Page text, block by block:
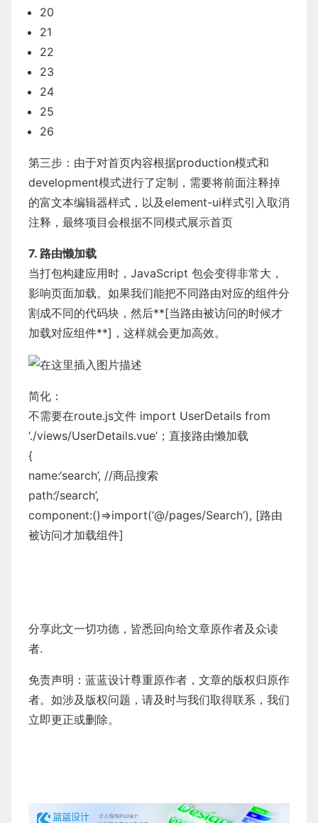
20
21
22
23
24
25
26
第三步：由于对首页内容根据production模式和
development模式进行了定制，需要将前面注释掉
的富文本编辑器样式，以及element-ui样式引入取消
注释，最终项目会根据不同模式展示首页
7. 路由懒加载
当打包构建应用时，JavaScript 包会变得非常大，
影响页面加载。如果我们能把不同路由对应的组件分
割成不同的代码块，然后**[当路由被访问的时候才
加载对应组件**]，这样就会更加高效。
简化：
不需要在route.js文件 import UserDetails from
‘./views/UserDetails.vue’；直接路由懒加载
{
name:‘search’, //商品搜索
path:‘/search’,
component:()=>import(‘@/pages/Search’), [路由
被访问才加载组件]
分享此文一切功德，皆悉回向给文章原作者及众读
者.
免责声明：蓝蓝设计尊重原作者，文章的版权归原作
者。如涉及版权问题，请及时与我们取得联系，我们
立即更正或删除。